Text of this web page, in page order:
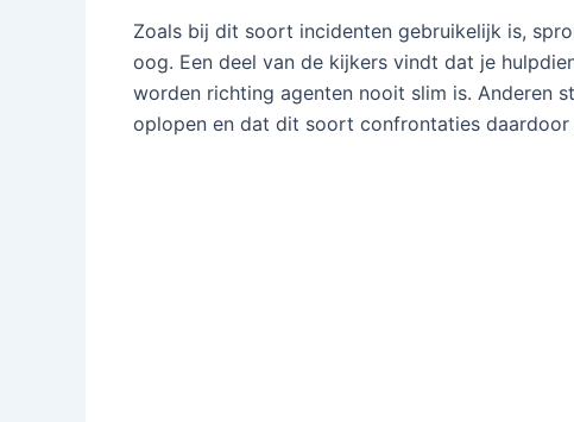
Zoals bij dit soort incidenten gebruikelijk is,
oog. Een deel van de kijkers vindt dat je
worden richting agenten nooit slim is. Anderen
oplopen en dat dit soort confrontaties